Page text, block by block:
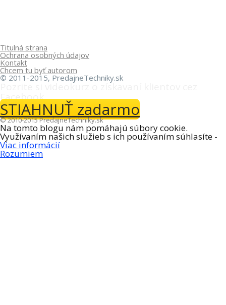
Titulná strana
Ochrana osobných údajov
Kontakt
Chcem tu byť autorom
© 2011-2015, PredajneTechniky.sk
Pozrite si videokurz o získavaní klientov cez
Facebook.
STIAHNUŤ zadarmo
© 2010-2015 PredajneTechniky.sk
Na tomto blogu nám pomáhajú súbory cookie.
Využívaním našich služieb s ich používaním súhlasíte -
Viac informácií
Rozumiem